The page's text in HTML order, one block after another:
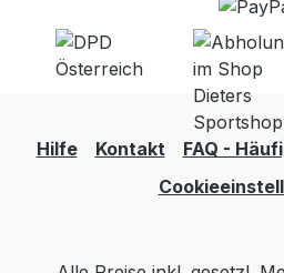
Hilfe Kontakt
FAQ -